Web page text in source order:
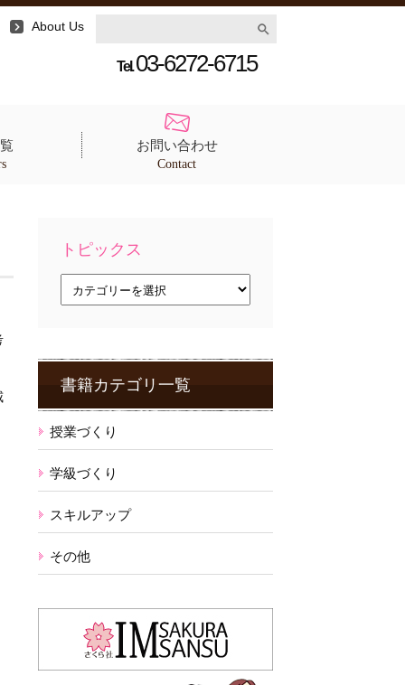
About Us
Tel. 03-6272-6715
お問い合わせ
Contact
トピックス
ス
書籍カテゴリ一覧
授業づくり
学級づくり
スキルアップ
その他